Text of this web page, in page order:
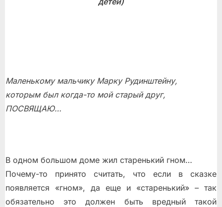
Маленькому мальчику Марку Рудинштейну,
которым был когда-то мой старый друг,
ПОСВЯЩАЮ…
В одном большом доме жил старенький гном…
Почему-то принято считать, что если в сказке
появляется «гном», да еще и «старенький» – так
обязательно это должен быть вредный такой